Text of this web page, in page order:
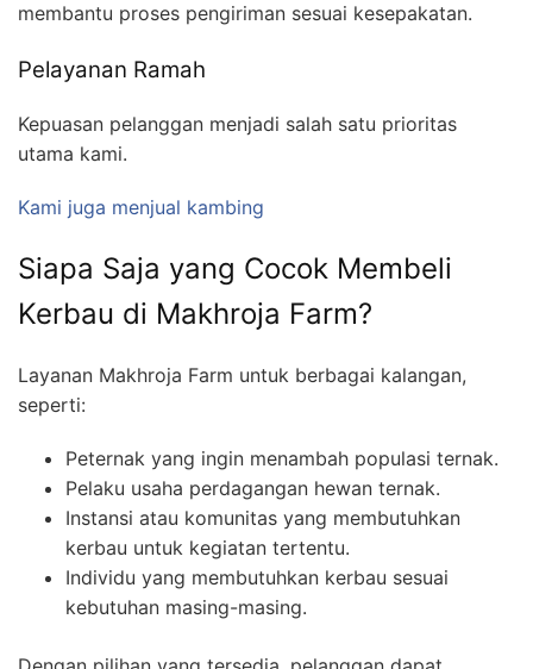
membantu proses pengiriman sesuai kesepakatan.
Pelayanan Ramah
Kepuasan pelanggan menjadi salah satu prioritas
utama kami.
Kami juga menjual kambing
Siapa Saja yang Cocok Membeli
Kerbau di Makhroja Farm?
Layanan Makhroja Farm untuk berbagai kalangan,
seperti:
Peternak yang ingin menambah populasi ternak.
Pelaku usaha perdagangan hewan ternak.
Instansi atau komunitas yang membutuhkan
kerbau untuk kegiatan tertentu.
Individu yang membutuhkan kerbau sesuai
kebutuhan masing-masing.